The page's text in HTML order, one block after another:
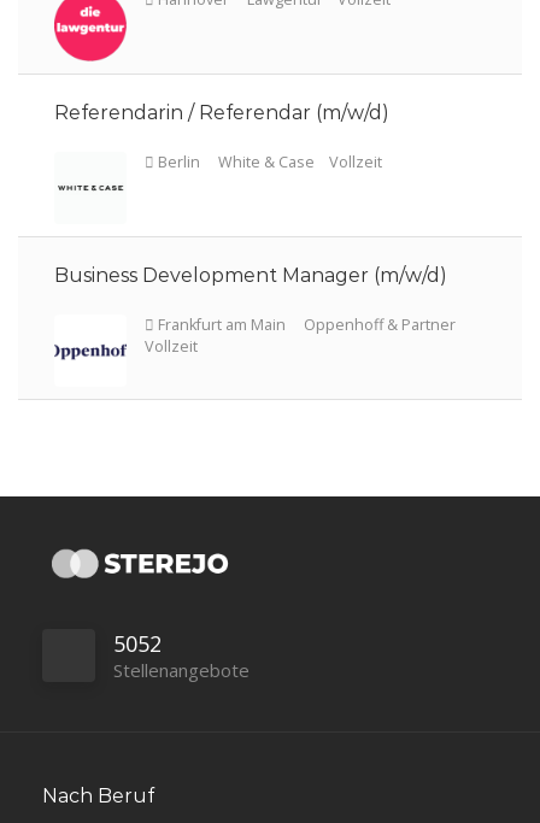
Teilzeit
Hannover
Referendarin / Referendar (m/w/d)
Business Development Manager (m/w/d)
5052
Stellenangebote
Nach Beruf